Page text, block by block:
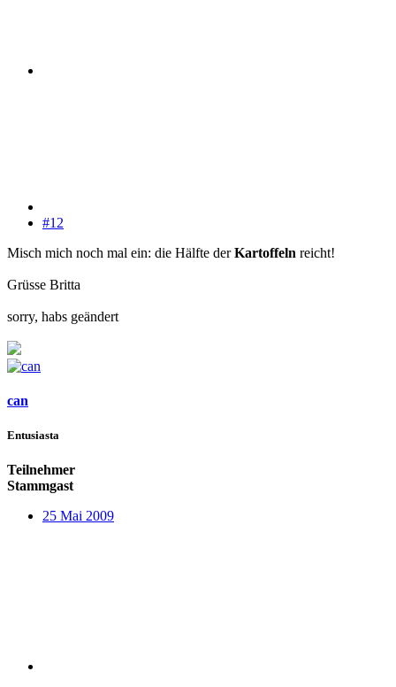
#12
Misch mich noch mal ein: die Hälfte derKartoffeln reicht!
Grüsse Britta
sorry, habs geändert
can
Entusiasta
Teilnehmer
Stammgast
25 Mai 2009